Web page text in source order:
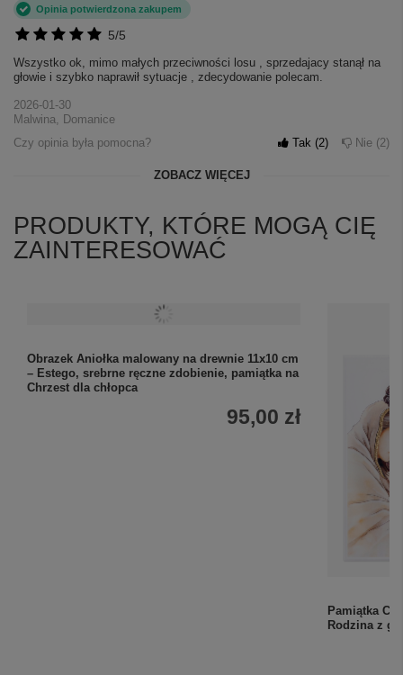
5/5
Opinia potwierdzona zakupem
Wszystko ok, mimo małych przeciwności losu , sprzedajacy stanął na
głowie i szybko naprawił sytuacje , zdecydowanie polecam.
2026-01-30
Malwina, Domanice
Czy opinia była pomocna?
Tak 2 Nie 2
ZOBACZ WIĘCEJ
PRODUKTY, KTÓRE MOGĄ CIĘ
ZAINTERESOWAĆ
Pamiątka
Rodzina z